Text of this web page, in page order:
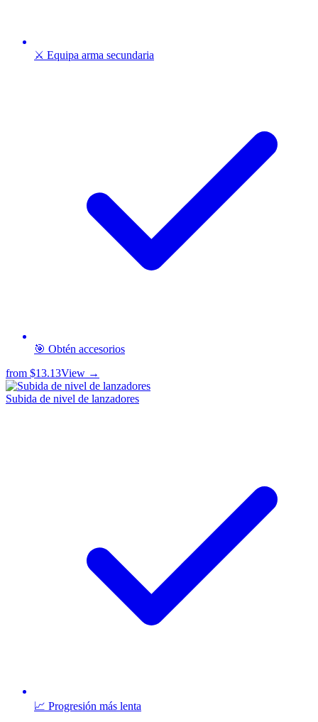
⚔️ Equipa arma secundaria
🎯 Obtén accesorios
from $13.13View →
Subida de nivel de lanzadores
📈 Progresión más lenta